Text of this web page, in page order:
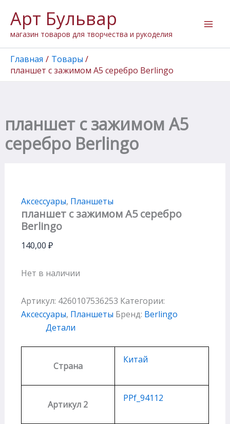
содержимому
Арт Бульвар
магазин товаров для творчества и рукоделия
Главная
Товары
планшет с зажимом А5 серебро Berlingo
планшет с зажимом А5
серебро Berlingo
Аксессуары, Планшеты
планшет с зажимом А5 серебро
Berlingo
140,00 ₽
Нет в наличии
Артикул: 4260107536253 Категории:
Аксессуары, Планшеты Бренд: Berlingo
Детали
Страна
Китай
Артикул 2
PPf_94112